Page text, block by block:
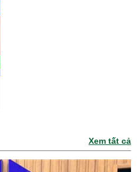
Xem tất cả